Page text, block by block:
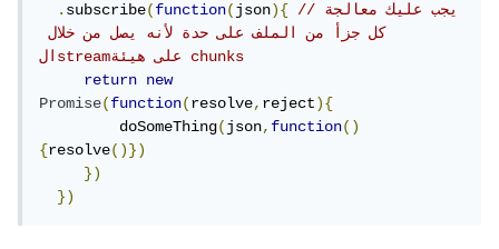
.subscribe(function(json){
//يجب عليك معالجة
كل جزأ من الملف على حدة لأنه يصل من خلال
الstreamعلى هيئة chunks
return
new
Promise(function(resolve,reject){
         doSomeThing
(json,function()
{resolve()})
})
})